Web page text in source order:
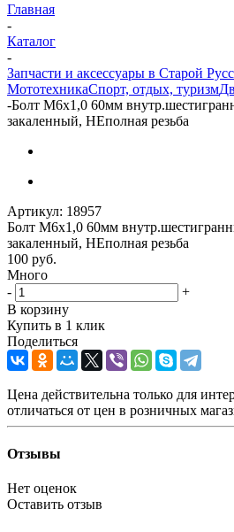
Главная
-
Каталог
-
Запчасти и аксессуары в Старой
МототехникаСпорт, отдых, туризм
-Болт M6х1,0 60мм
закаленный, НЕполная резьба
Артикул: 18957
Болт M6х1,0 60мм
закаленный, НЕполная резьба
100 руб.
Много
-
+
В корзину
Купить в 1 клик
Поделиться
Цена действительна только для
отличаться от цен в розничных
Отзывы
Нет оценок
Оставить отзыв